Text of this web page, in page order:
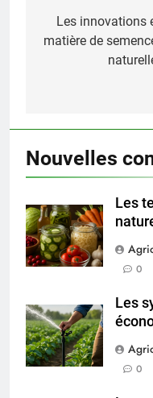
navigation
Les innovations
matière de
Nouvelles
Les
0
Les
0